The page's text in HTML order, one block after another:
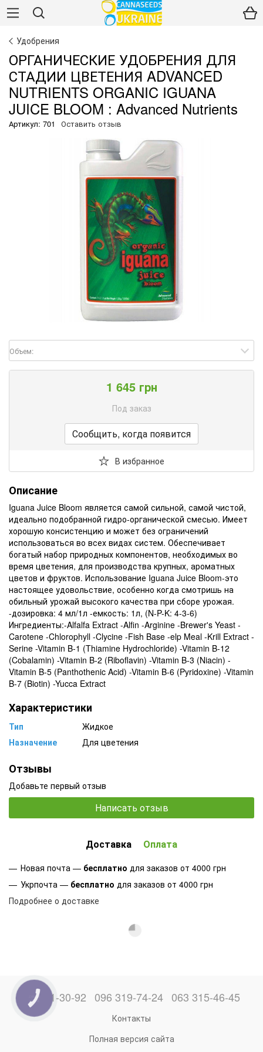
Удобрения
ОРГАНИЧЕСКИЕ УДОБРЕНИЯ ДЛЯ
СТАДИИ ЦВЕТЕНИЯ ADVANCED
NUTRIENTS ORGANIC IGUANA
JUICE BLOOM : Advanced Nutrients
Артикул: 701 Оставить отзыв
Объем:
1 645 грн
Под заказ
Сообщить, когда появится
В избранное
Описание
Iguana Juice Bloom является самой сильной, самой чистой,
идеально подобранной гидро-органической смесью. Имеет
хорошую консистенцию и может без ограничений
использоваться во всех видах систем. Обеспечивает
богатый набор природных компонентов, необходимых во
время цветения, для производства крупных, ароматных
цветов и фруктов. Использование Iguana Juice Bloom-это
настоящее удовольствие, особенно когда смотришь на
обильный урожай высокого качества при сборе урожая.
-дозировка: 4 мл/1л -емкость: 1л, (N-P-K: 4-3-6)
Ингредиенты:-Alfalfa Extract -Alfin -Arginine -Brewer's Yeast -
Carotene -Chlorophyll -Clycine -Fish Base -elp Meal -Krill Extract -
Serine -Vitamin B-1 (Thiamine Hydrochloride) -Vitamin B-12
(Cobalamin) -Vitamin B-2 (Riboflavin) -Vitamin B-3 (Niacin) -
Vitamin B-5 (Panthothenic Acid) -Vitamin B-6 (Pyridoxine) -Vitamin
B-7 (Biotin) -Yucca Extract
Характеристики
Тип
Жидкое
Назначение
Для цветения
Отзывы
Добавьте первый отзыв
Написать отзыв
Доставка Оплата
Новая почта — бесплатно для заказов от 4000 грн
Укрпочта — бесплатно для заказов от 4000 грн
Подробнее о доставке
066 871-30-92 096 319-74-24 063 315-46-45
Контакты
Полная версия сайта
КНОПКА
ЗВ'ЯЗКУ